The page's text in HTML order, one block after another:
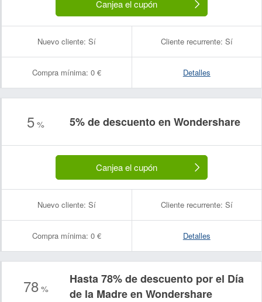
Canjea el cupón
Nuevo cliente: Sí Cliente recurrente: Sí
Compra mínima: 0 € Detalles
5% 5% de descuento en Wondershare
Canjea el cupón
Nuevo cliente: Sí Cliente recurrente: Sí
Compra mínima: 0 € Detalles
78 %
Hasta 78% de descuento por el Día
de la Madre en Wondershare